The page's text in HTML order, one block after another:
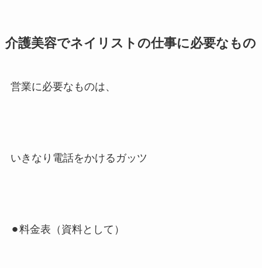
介護美容でネイリストの仕事に必要なもの
営業に必要なものは、
いきなり電話をかけるガッツ
⚫︎料金表（資料として）